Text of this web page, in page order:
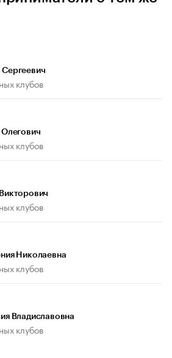
клубов
клубов
клубов
Николаевна
клубов
Владиславовна
клубов